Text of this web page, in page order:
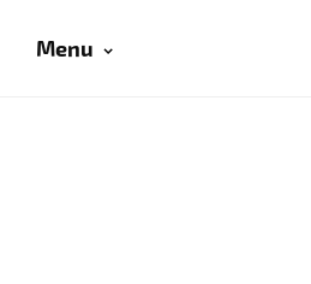
Menu